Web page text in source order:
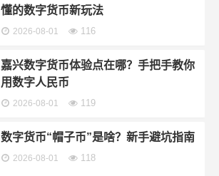
懂的数字货币新玩法
2026-08-01 116
嘉兴数字货币体验点在哪？手把手教你
用数字人民币
2026-08-01 119
数字货币“帽子币”是啥？新手避坑指南
2026-08-01 118